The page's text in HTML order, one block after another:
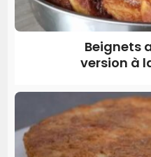
Beignets
version à